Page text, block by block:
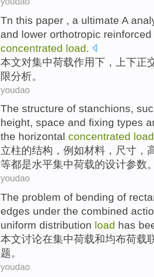
Tn this paper , a ultimate A
and lower orthotropic reinforced
concentrated load
本文对集中荷载作用下 ， 上下正
限分析。
youdao
The structure of stanchions,
height, space and fixing types
the horizontal concentrated load
立柱的结构 ， 例如材料 ， 尺寸 ，
等都是水平集中荷载的设计参数
youdao
The problem of bending of
edges under the combined
uniform distribution load has
本文讨论在集中荷载和均布荷载
题。
youdao